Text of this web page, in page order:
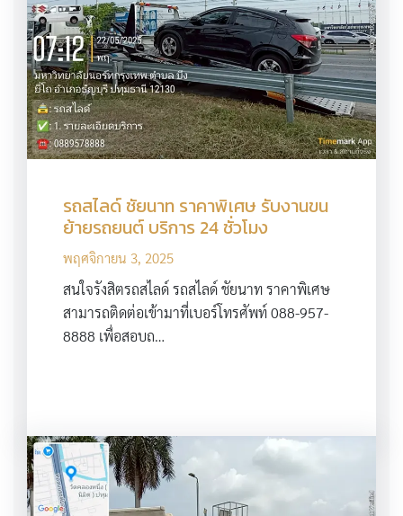
รถสไลด์ ชัยนาท ราคาพิเศษ รับงานขน
ย้ายรถยนต์ บริการ 24 ชั่วโมง
พฤศจิกายน 3, 2025
สนใจรังสิตรถสไลด์ รถสไลด์ ชัยนาท ราคาพิเศษ
สามารถติดต่อเข้ามาที่เบอร์โทรศัพท์ 088-957-
8888 เพื่อสอบถ…